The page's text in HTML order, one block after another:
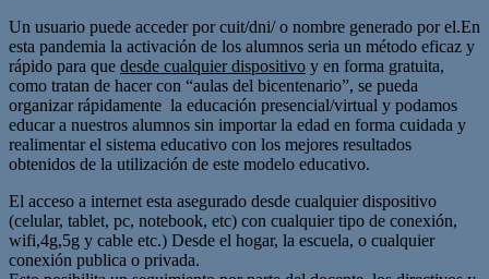
Un usuario puede acceder por cuit/dni/ o nombre generado por el.En
esta pandemia la activación de los alumnos seria un método eficaz y
rápido para que desde cualquier dispositivo y en forma gratuita,
como tratan de hacer con “aulas del bicentenario”, se pueda
organizar rápidamente la educación presencial/virtual y podamos
educar a nuestros alumnos sin importar la edad en forma cuidada y
realimentar el sistema educativo con los mejores resultados
obtenidos de la utilización de este modelo educativo.
El acceso a internet esta asegurado desde cualquier dispositivo
(celular, tablet, pc, notebook, etc) con cualquier tipo de conexión,
wifi,4g,5g y cable etc.) Desde el hogar, la escuela, o cualquier
conexión publica o privada.